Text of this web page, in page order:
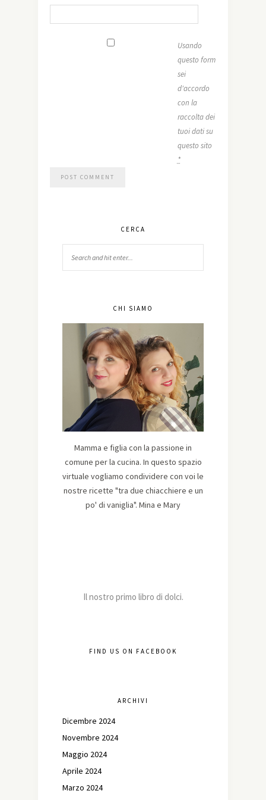
Usando
questo form
sei
d'accordo
con la
raccolta dei
tuoi dati su
questo sito
*
CERCA
CHI SIAMO
Mamma e figlia con la passione in
comune per la cucina. In questo spazio
virtuale vogliamo condividere con voi le
nostre ricette "tra due chiacchiere e un
po' di vaniglia". Mina e Mary
Il nostro primo libro di dolci.
FIND US ON FACEBOOK
ARCHIVI
Dicembre 2024
Novembre 2024
Maggio 2024
Aprile 2024
Marzo 2024